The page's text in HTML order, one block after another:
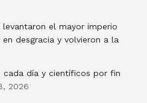
el mayor imperio
desgracia y volvieron a la
cada día y científicos por fin
2026